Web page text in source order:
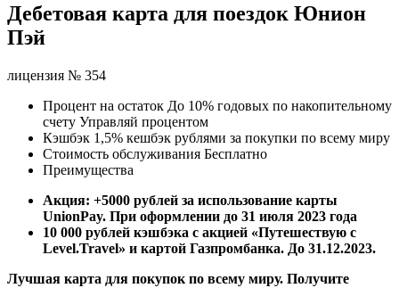
Дебетовая карта для поездок Юнион
Пэй
лицензия № 354
Процент на остаток До 10% годовых по накопительному
счету Управляй процентом
Кэшбэк 1,5% кешбэк рублями за покупки по всему миру
Стоимость обслуживания Бесплатно
Преимущества
Акция: +5000 рублей за использование карты
UnionPay. При оформлении до 31 июля 2023 года
10 000 рублей кэшбэка с акцией «Путешествую с
Level.Travel» и картой Газпромбанка. До 31.12.2023.
Лучшая карта для покупок по всему миру. Получите